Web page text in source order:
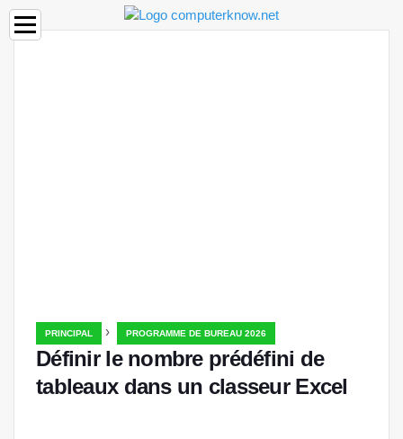
PRINCIPAL › PROGRAMME DE BUREAU 2026
Définir le nombre prédéfini de
tableaux dans un classeur Excel